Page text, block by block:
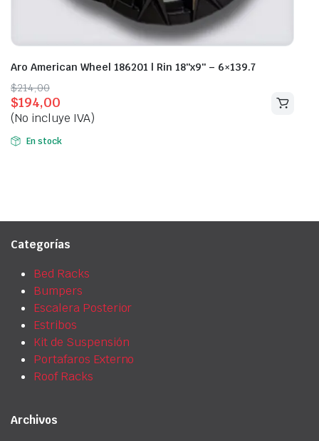
Aro American Wheel 186201 | Rin 18″x9″ – 6×139.7
$214,00
Original
price
was:
$214,00.
$194,00
Current
price
is:
$194,00.
(No incluye IVA)
En stock
Categorías
Bed Racks
Bumpers
Escalera Posterior
Estribos
Kit de Suspensión
Portafaros Externo
Roof Racks
Archivos